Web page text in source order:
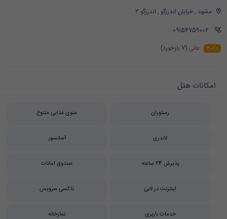
مشهد , خیابان اندرزگو , اندرزگو 2
‪ 09154759002
4.0 عالی (7 بازخورد)
امکانات هتل
رستوران منوی غذایی متنوع
لاندری آسانسور
پذیرش 24 ساعته صندوق امانات
اینترنت در لابی تاکسی سرویس
خدمات باربری نمازخانه